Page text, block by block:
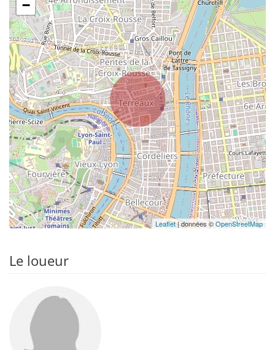
−
Leaflet| données ©OpenStreetMap
Le loueur